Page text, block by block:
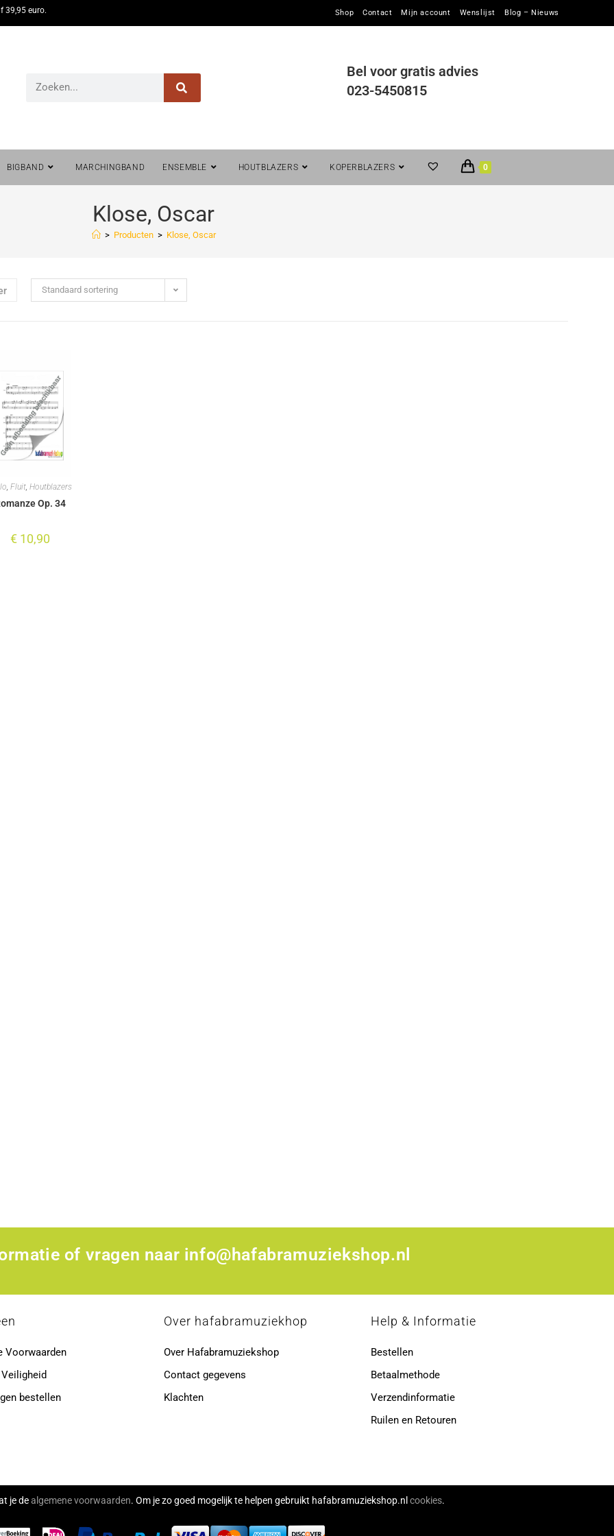
39,95 euro. Shop Contact Mijn account Wenslijst Blog – Nieuws
Bel voor gratis advies
023-5450815
BIGBAND MARCHINGBAND ENSEMBLE HOUTBLAZERS KOPERBLAZERS 0
Klose, Oscar
> Producten > Klose, Oscar
Standaard sortering
,Fluit,Houtblazers
Op. 34
€ 10,90
of vragen naar info@hafabramuziekshop.nl
Voorwaarden
bestellen
Over hafabramuziekhop
Over Hafabramuziekshop
Contact gegevens
Klachten
Help & Informatie
Bestellen
Betaalmethode
Verzendinformatie
Ruilen en Retouren
je dealgemene voorwaarden. Om je zo goed mogelijk te helpen gebruikt hafabramuziekshop.nl cookies.